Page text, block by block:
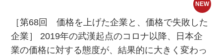
NEW
［第68回 価格を上げた企業と、価格で失敗した
企業］ 2019年の武漢起点のコロナ以降、日本企
業の価格に対する態度が、結果的に大きく変わっ